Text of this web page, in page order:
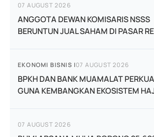
07 AUGUST 2026
ANGGOTA DEWAN KOMISARIS NSSS
BERUNTUN JUAL SAHAM DI PASAR
EKONOMI BISNIS |07 AUGUST 2026
BPKH DAN BANK MUAMALAT
GUNA KEMBANGKAN EKOSISTEM
07 AUGUST 2026